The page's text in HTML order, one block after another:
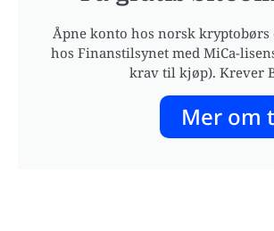
Åpne konto hos norsk kryptobørs
hos Finanstilsynet med MiCa-
krav til kjøp). Krever
Mer om